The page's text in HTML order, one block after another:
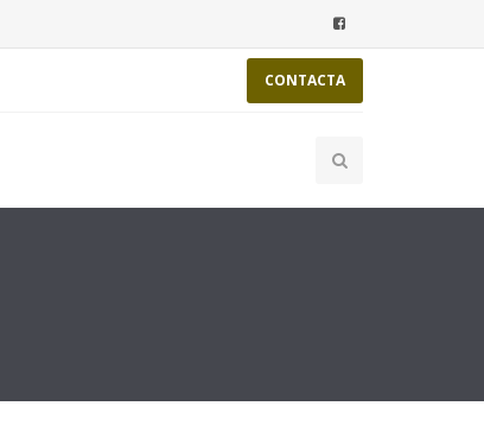
CONTACTA